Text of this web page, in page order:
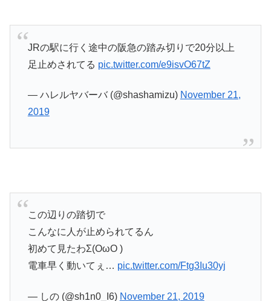
JRの駅に行く途中の阪急の踏み切りで20分以上
足止めされてる pic.twitter.com/e9isvO67tZ
— ハレルヤバーバ (@shashamizu) November 21,
2019
この辺りの踏切で
こんなに人が止められてるん
初めて見たわΣ(OωO )
電車早く動いてぇ… pic.twitter.com/Ftg3Iu30yj
— しの (@sh1n0_I6) November 21, 2019